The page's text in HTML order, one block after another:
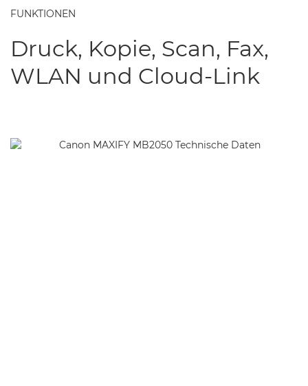
FUNKTIONEN
Druck, Kopie, Scan, Fax,
WLAN und Cloud-Link